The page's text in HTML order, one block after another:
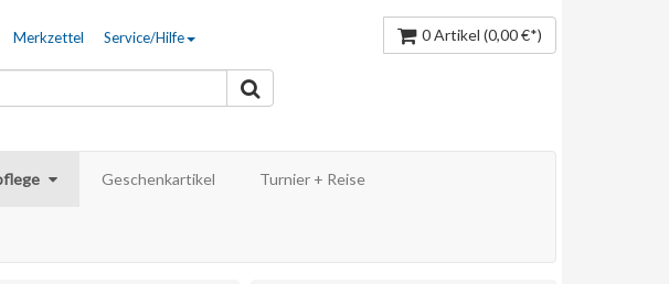
Merkzettel Service/Hilfe 0 Artikel (0,00 €*)
Geschenkartikel Turnier + Reise